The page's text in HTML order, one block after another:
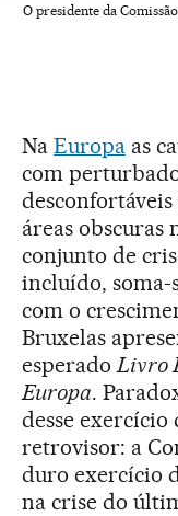
O presidente da
Na Europaas
com
desconfortáveis
áreas obscuras
conjunto de
incluído, soma-
com o
Bruxelas
esperado Livro
Europa.
desse
retrovisor: a
duro exercício
na crise do